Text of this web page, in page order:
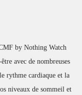
by Nothing Watch
avec de nombreuses
rythme cardiaque et la
niveaux de sommeil et